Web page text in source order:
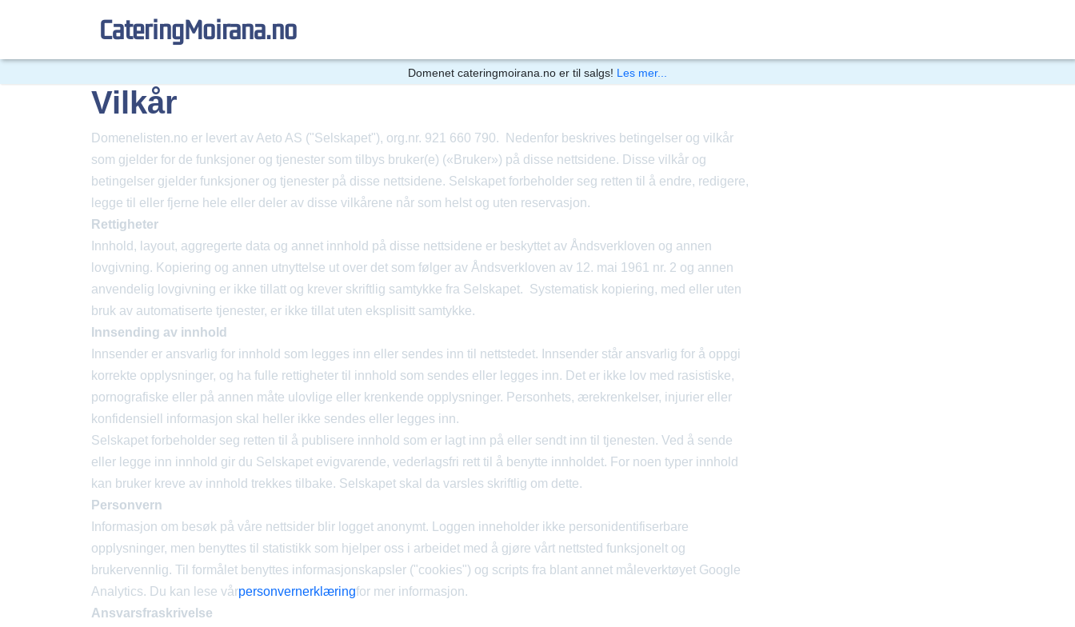
cateringMoirana.no
Domenet cateringmoirana.no er til salgs! Les mer...
Vilkår
Domenelisten.no er levert av Aeto AS ("Selskapet"), org.nr. 921 660 790. Nedenfor beskrives betingelser og vilkår
som gjelder for de funksjoner og tjenester som tilbys bruker(e) («Bruker») på disse nettsidene. Disse vilkår og
betingelser gjelder funksjoner og tjenester på disse nettsidene. Selskapet forbeholder seg retten til å endre, redigere,
legge til eller fjerne hele eller deler av disse vilkårene når som helst og uten reservasjon.
Rettigheter
Innhold, layout, aggregerte data og annet innhold på disse nettsidene er beskyttet av Åndsverkloven og annen
lovgivning. Kopiering og annen utnyttelse ut over det som følger av Åndsverkloven av 12. mai 1961 nr. 2 og annen
anvendelig lovgivning er ikke tillatt og krever skriftlig samtykke fra Selskapet. Systematisk kopiering, med eller uten
bruk av automatiserte tjenester, er ikke tillat uten eksplisitt samtykke.
Innsending av innhold
Innsender er ansvarlig for innhold som legges inn eller sendes inn til nettstedet. Innsender står ansvarlig for å oppgi
korrekte opplysninger, og ha fulle rettigheter til innhold som sendes eller legges inn. Det er ikke lov med rasistiske,
pornografiske eller på annen måte ulovlige eller krenkende opplysninger. Personhets, ærekrenkelser, injurier eller
konfidensiell informasjon skal heller ikke sendes eller legges inn.
Selskapet forbeholder seg retten til å publisere innhold som er lagt inn på eller sendt inn til tjenesten. Ved å sende
eller legge inn innhold gir du Selskapet evigvarende, vederlagsfri rett til å benytte innholdet. For noen typer innhold
kan bruker kreve av innhold trekkes tilbake. Selskapet skal da varsles skriftlig om dette.
Personvern
Informasjon om besøk på våre nettsider blir logget anonymt. Loggen inneholder ikke personidentifiserbare
opplysninger, men benyttes til statistikk som hjelper oss i arbeidet med å gjøre vårt nettsted funksjonelt og
brukervennlig. Til formålet benyttes informasjonskapsler ("cookies") og scripts fra blant annet måleverktøyet Google
Analytics. Du kan lese vårpersonvernerklæringfor mer informasjon.
Ansvarsfraskrivelse